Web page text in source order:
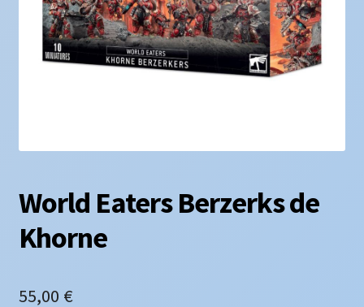
World Eaters Berzerks de
Khorne
55,00 €